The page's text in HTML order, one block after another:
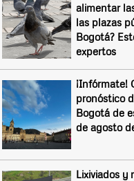
alimentar
las plazas
Bogotá?
expertos
¡Infórmate!
pronóstico
Bogotá de
de agosto
Lixiviados y